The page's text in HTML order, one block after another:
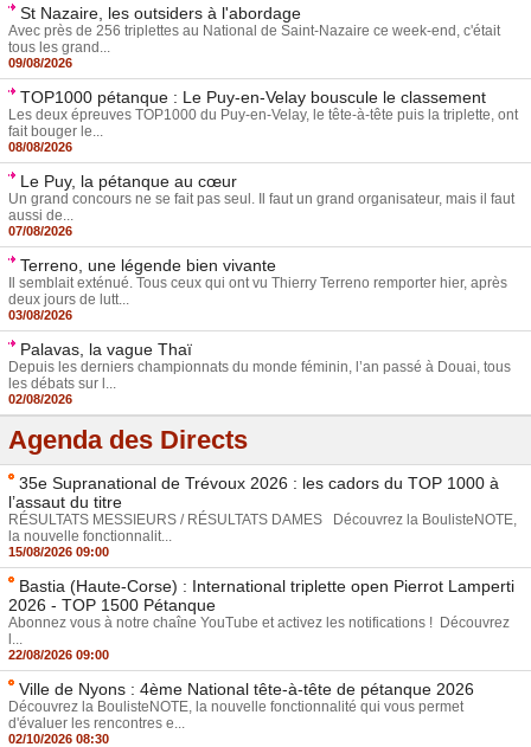
St Nazaire, les outsiders à l'abordage
Avec près de 256 triplettes au National de Saint-Nazaire ce week-end, c'était
tous les grand...
09/08/2026
TOP1000 pétanque : Le Puy-en-Velay bouscule le classement
Les deux épreuves TOP1000 du Puy-en-Velay, le tête-à-tête puis la triplette, ont
fait bouger le...
08/08/2026
Le Puy, la pétanque au cœur
Un grand concours ne se fait pas seul. Il faut un grand organisateur, mais il faut
aussi de...
07/08/2026
Terreno, une légende bien vivante
Il semblait exténué. Tous ceux qui ont vu Thierry Terreno remporter hier, après
deux jours de lutt...
03/08/2026
Palavas, la vague Thaï
Depuis les derniers championnats du monde féminin, l’an passé à Douai, tous
les débats sur l...
02/08/2026
Agenda des Directs
35e Supranational de Trévoux 2026 : les cadors du TOP 1000 à
l’assaut du titre
RÉSULTATS MESSIEURS / RÉSULTATS DAMES Découvrez la BoulisteNOTE,
la nouvelle fonctionnalit...
15/08/2026 09:00
Bastia (Haute-Corse) : International triplette open Pierrot Lamperti
2026 - TOP 1500 Pétanque
Abonnez vous à notre chaîne YouTube et activez les notifications ! Découvrez
l...
22/08/2026 09:00
Ville de Nyons : 4ème National tête-à-tête de pétanque 2026
Découvrez la BoulisteNOTE, la nouvelle fonctionnalité qui vous permet
d'évaluer les rencontres e...
02/10/2026 08:30